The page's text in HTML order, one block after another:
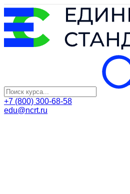
+7 (800) 300-68-58
edu@ncrt.ru